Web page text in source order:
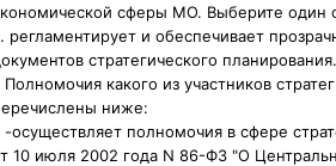
сферы МО. Выберите один
регламентирует и обеспечивает
стратегического планирования.
Полномочия какого из участников
ниже:
-осуществляет полномочия в сфере
10 июля 2002 года N 86-ФЗ "О